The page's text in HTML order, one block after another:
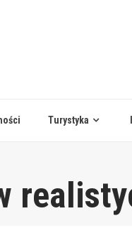
Turystyka